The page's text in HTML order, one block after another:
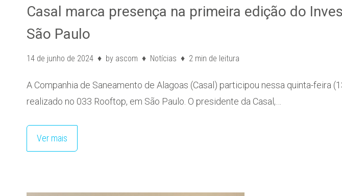
Casal marca presença na primeira edição do
São Paulo
14 de junho de 2024 by ascom Notícias 2 min de leitura
A Companhia de Saneamento de Alagoas (Casal) participou nessa quinta-feira
realizado no 033 Rooftop, em São Paulo. O presidente da Casal,…
Ver mais